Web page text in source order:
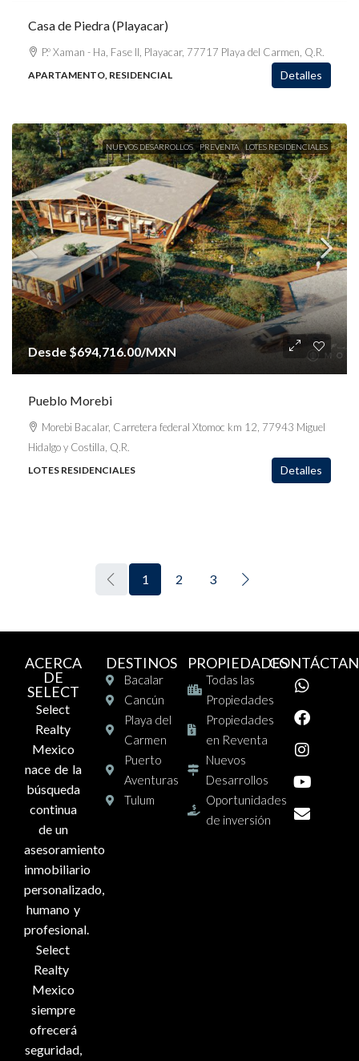
Casa de Piedra (Playacar)
P.º Xaman - Ha, Fase II, Playacar, 77717 Playa del Carmen, Q.R.
APARTAMENTO, RESIDENCIAL Detalles
NUEVOS DESARROLLOS PREVENTA LOTES RESIDENCIALES
Desde $694,716.00/MXN
Pueblo Morebi
Morebi Bacalar, Carretera federal Xtomoc km 12, 77943 Miguel
Hidalgo y Costilla, Q.R.
LOTES RESIDENCIALES Detalles
1 2 3
ACERCA
DE
SELECT
Select
Realty
Mexico
nace de la
búsqueda
continua
de un
asesoramiento
inmobiliario
personalizado,
humano y
profesional.
Select
Realty
Mexico
siempre
ofrecerá
seguridad,
DESTINOS
Bacalar
Cancún
Playa del
Carmen
Puerto
Aventuras
Tulum
PROPIEDADES
Todas las
Propiedades
Propiedades
en Reventa
Nuevos
Desarrollos
Oportunidades
de inversión